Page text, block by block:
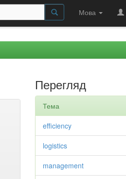
Мова
Перегляд
Тема
efficiency
logistics
management